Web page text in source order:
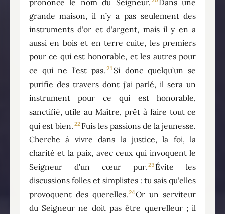
prononce le nom du Seigneur.
Dans une
grande maison, il n’y a pas seulement des
instruments d’or et d’argent, mais il y en a
aussi en bois et en terre cuite, les premiers
pour ce qui est honorable, et les autres pour
ce qui ne l’est pas. 21 Si donc quelqu’un se
purifie des travers dont j’ai parlé, il sera un
instrument pour ce qui est honorable,
sanctifié, utile au Maître, prêt à faire tout ce
qui est bien. 22 Fuis les passions de la jeunesse.
Cherche à vivre dans la justice, la foi, la
charité et la paix, avec ceux qui invoquent le
Seigneur d’un cœur pur. 23 Évite les
discussions folles et simplistes : tu sais qu’elles
provoquent des querelles.24Or un serviteur
du Seigneur ne doit pas être querelleur ; il